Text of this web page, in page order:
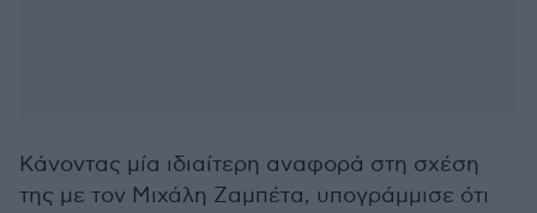
Κάνοντας μία ιδιαίτερη αναφορά στη σχέση
της με τον Μιχάλη Ζαμπέτα, υπογράμμισε ότι